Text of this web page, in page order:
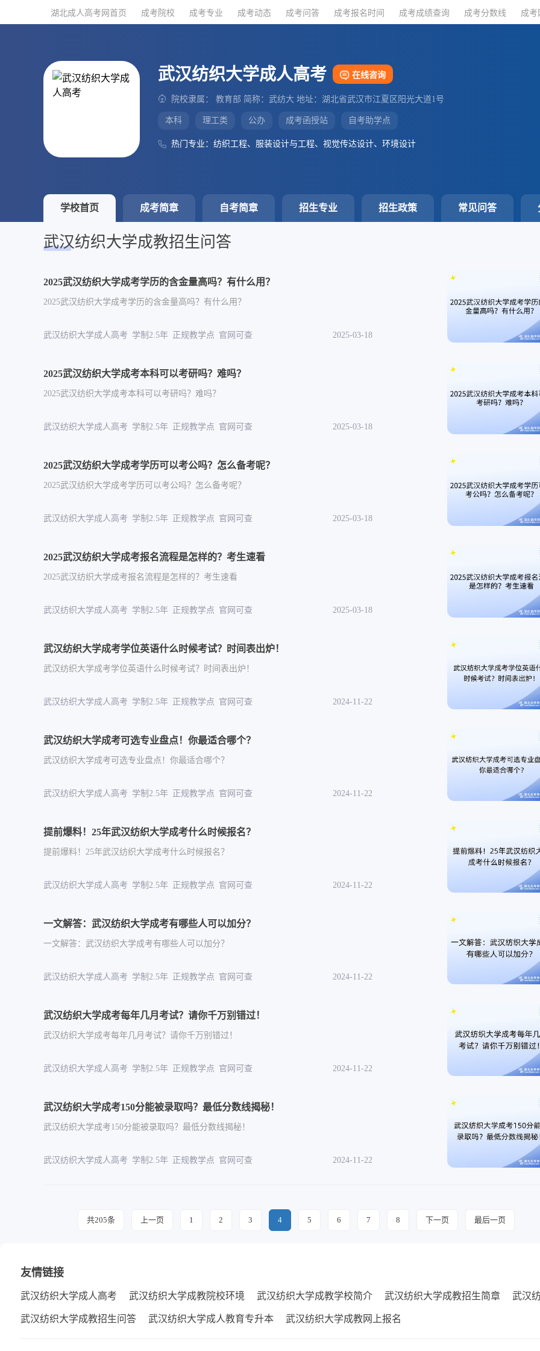
湖北成人高考网首页 成考院校 成考专业 成考动态 成考问答 成考报名时间 成考成绩查询 成考分数线 成考
武汉纺织大学成人高考 在线咨询
院校隶属： 教育部 简称：武纺大 地址：湖北省武汉市江夏区阳光大道1号
本科 理工类 公办 成考函授站 自考助学点
热门专业：纺织工程、服装设计与工程、视觉传达设计、环境设计
学校首页 成考简章 自考简章 招生专业 招生政策 常见问答
武汉纺织大学成教招生问答
2025武汉纺织大学成考学历的含金量高吗？有什么用？
2025武汉纺织大学成考学历的含金量高吗？有什么用？
武汉纺织大学成人高考 学制2.5年 正规教学点 官网可查 2025-03-18
2025武汉纺织大学成考本科可以考研吗？难吗？
2025武汉纺织大学成考本科可以考研吗？难吗？
武汉纺织大学成人高考 学制2.5年 正规教学点 官网可查 2025-03-18
2025武汉纺织大学成考学历可以考公吗？怎么备考呢？
2025武汉纺织大学成考学历可以考公吗？怎么备考呢？
武汉纺织大学成人高考 学制2.5年 正规教学点 官网可查 2025-03-18
2025武汉纺织大学成考报名流程是怎样的？考生速看
2025武汉纺织大学成考报名流程是怎样的？考生速看
武汉纺织大学成人高考 学制2.5年 正规教学点 官网可查 2025-03-18
武汉纺织大学成考学位英语什么时候考试？时间表出炉！
武汉纺织大学成考学位英语什么时候考试？时间表出炉！
武汉纺织大学成人高考 学制2.5年 正规教学点 官网可查 2024-11-22
武汉纺织大学成考可选专业盘点！你最适合哪个？
武汉纺织大学成考可选专业盘点！你最适合哪个？
武汉纺织大学成人高考 学制2.5年 正规教学点 官网可查 2024-11-22
提前爆料！25年武汉纺织大学成考什么时候报名？
提前爆料！25年武汉纺织大学成考什么时候报名？
武汉纺织大学成人高考 学制2.5年 正规教学点 官网可查 2024-11-22
一文解答：武汉纺织大学成考有哪些人可以加分？
一文解答：武汉纺织大学成考有哪些人可以加分？
武汉纺织大学成人高考 学制2.5年 正规教学点 官网可查 2024-11-22
武汉纺织大学成考每年几月考试？请你千万别错过！
武汉纺织大学成考每年几月考试？请你千万别错过！
武汉纺织大学成人高考 学制2.5年 正规教学点 官网可查 2024-11-22
武汉纺织大学成考150分能被录取吗？最低分数线揭秘！
武汉纺织大学成考150分能被录取吗？最低分数线揭秘！
武汉纺织大学成人高考 学制2.5年 正规教学点 官网可查 2024-11-22
共205条 上一页 1 2 3 4 5 6 7 8 下一页 最后一页
湖北成人高考网首页 成考院校 成考专业 成考动态 成考问答 成考报名时间 成考成绩查询 成考分数线 成考
友情链接
武汉纺织大学成人高考 武汉纺织大学成教院校环境 武汉纺织大学成教学校简介 武汉纺织大学成教招生简章 武汉
武汉纺织大学成教招生问答 武汉纺织大学成人教育专升本 武汉纺织大学成教网上报名